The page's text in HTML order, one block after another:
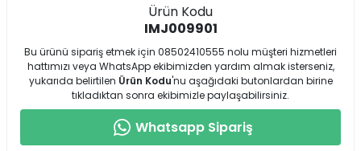
Ürün Kodu
IMJ009901
Bu ürünü sipariş etmek için 08502410555 nolu müşteri hizmetleri
hattımızı veya WhatsApp ekibimizden yardım almak isterseniz,
yukarıda belirtilen Ürün Kodu'nu aşağıdaki butonlardan birine
tıkladıktan sonra ekibimizle paylaşabilirsiniz.
Whatsapp Sipariş